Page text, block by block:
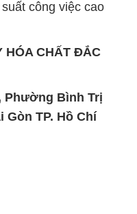
Phường Bình Trị
TP. Hồ Chí